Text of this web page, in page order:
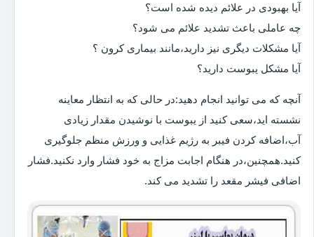
آیا بهبودی در علائم دیده شده است؟
چه عاملی باعث تشدید علائم می شود؟
آیا مشکلات دیگری نیز دارید،مانند بیماری کرون ؟
آیا مشکل یبوست دارید؟
آنچه که می توانید انجام دهید:در حالی که به انتظار معاینه
نشسته اید،سعی کنید از یبوست با نوشیدن مقدار زیادی
آب،اضافه کردن فیبر به رژیم غذایی و ورزش منظم جلوگیری
کنید.همچنین،در هنگام اجابت مزاج به خود فشار وارد نکنید.فشار
اضافی فیشر مقعد را تشدید می کند.